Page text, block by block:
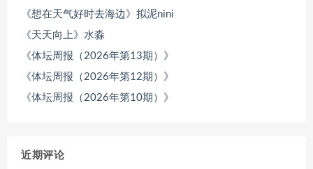
《想在天气好时去海边》拟泥nini
《天天向上》水淼
《体坛周报（2026年第13期）》
《体坛周报（2026年第12期）》
《体坛周报（2026年第10期）》
近期评论